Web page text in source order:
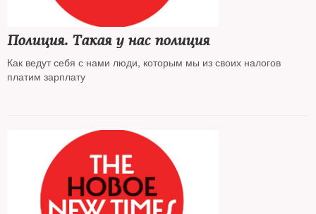
Полиция. Такая у нас полиция
Как ведут себя с нами люди, которым мы из своих налогов
платим зарплату